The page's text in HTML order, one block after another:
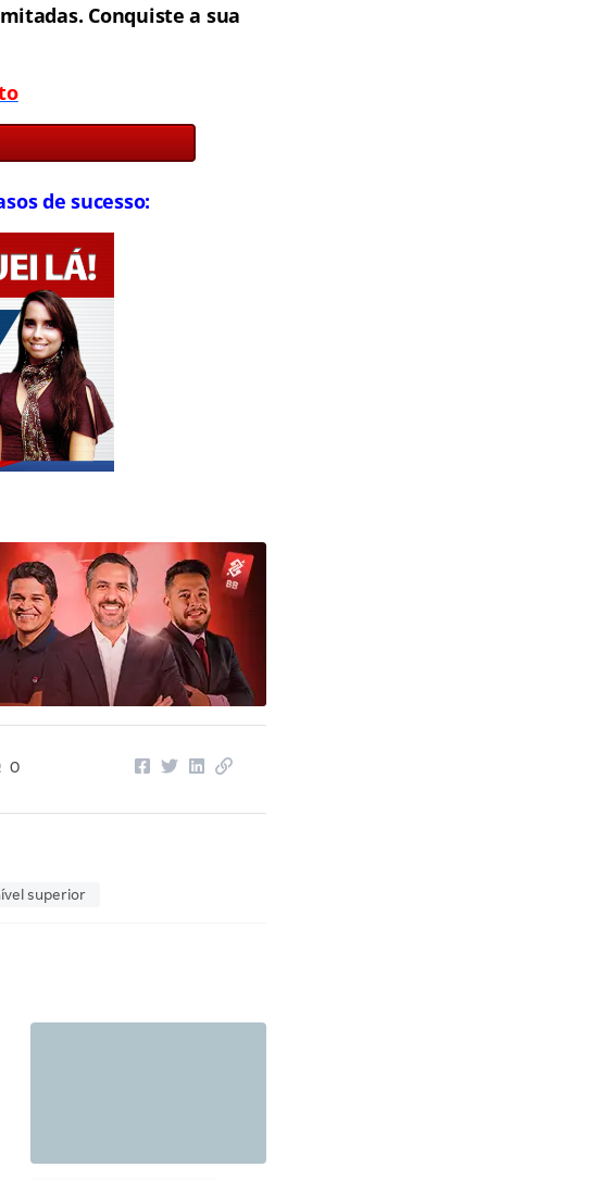
Conquiste a sua
de sucesso:
0
superior